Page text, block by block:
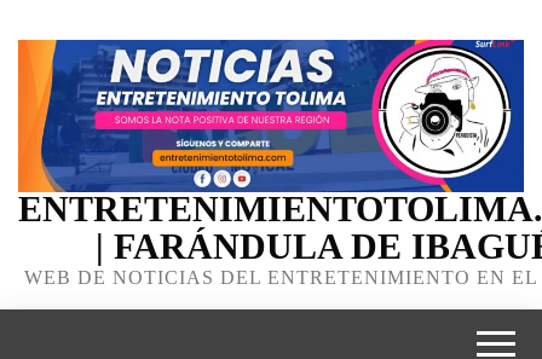
| FARÁNDULA DE
WEB DE NOTICIAS DEL ENTRETENIMIENTO EN